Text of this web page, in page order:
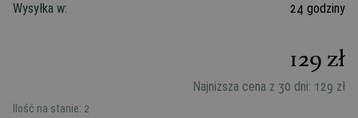
Wysyłka w:
24 godziny
129 zł
Najniższa cena z 30 dni: 129 zł
Ilość na stanie: 2